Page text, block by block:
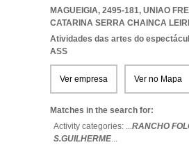
MAGUEIGIA, 2495-181, UNIAO
CATARINA SERRA CHAINCA
Atividades das artes do
ASS
Ver empresa Ver no Mapa
Matches in the search for:
Activity categories: ...RANCHO
S.GUILHERME...